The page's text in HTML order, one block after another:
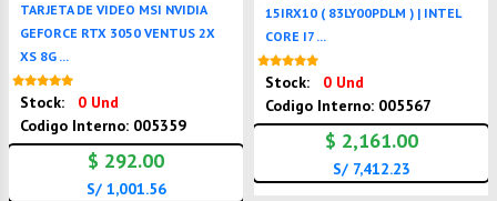
TARJETA DE VIDEO MSI NVIDIA
GEFORCE RTX 3050 VENTUS 2X
XS 8G ...
Stock:
0 Und
Codigo Interno: 005359
$ 292.00
S/ 1,001.56
15IRX10 ( 83LY00PDLM ) | INTEL
CORE I7 ...
Stock:
0 Und
Codigo Interno: 005567
$ 2,161.00
S/ 7,412.23